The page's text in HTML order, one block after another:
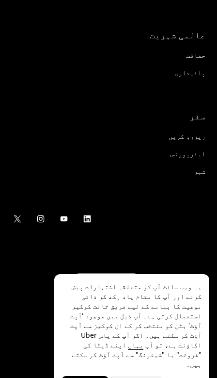
عالمی شہریت
حفاظت
پائیداری
سفر
ریزرو کریں
ایئرپورٹس
شہر
©
2026
.Uber Technologies Inc
یہ ویب سائٹ آپ کو متعلقہ اشتہارات پیش
کرنے اور آپ کا مقام یاد رکھ کر ذاتی
نوعیت کا بنانے کے لیے فریق ثالث کوکیز
استعمال کرتی ہے۔ آپ ذیل میں موجود 'آپٹ
آؤٹ' بٹن کو منتخب کر کے ان کوکیز سے آپٹ
آؤٹ کر سکتے ہیں۔ اگر آپ کے پاس Uber
اکاؤنٹ ہے، تو آپ یہاں اپنے ڈیٹا کی
"فروخت" یا "شیئرنگ" سے آپٹ آؤٹ کر سکتے
ہیں۔